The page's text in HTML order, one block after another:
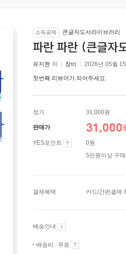
소득공제 큰글자도서라이브러리
파란 파란 (큰글자
유지현 저 창비 2026년 05월 15
첫번째 리뷰어가 되어주세요.
정가 31,000원
판매가 31,000
YES포인트
0원
5만원이상 구
결제혜택 카드/간편결제
배송안내
배송비 : 무료